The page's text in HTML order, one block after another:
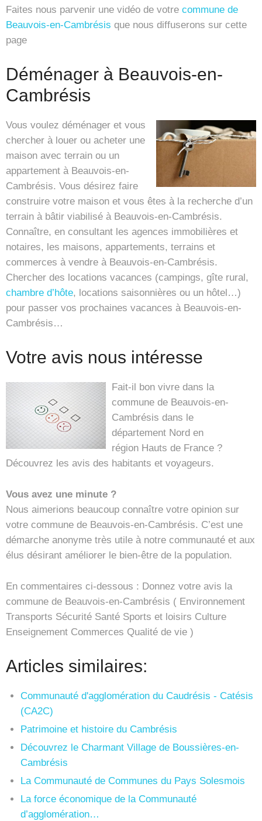
Faites nous parvenir une vidéo de votre commune de
Beauvois-en-Cambrésis que nous diffuserons sur cette
page
Déménager à Beauvois-en-
Cambrésis
Vous voulez déménager et vous
chercher à louer ou acheter une
maison avec terrain ou un
appartement à Beauvois-en-
Cambrésis. Vous désirez faire
construire votre maison et vous êtes à la recherche d’un
terrain à bâtir viabilisé à Beauvois-en-Cambrésis.
Connaître, en consultant les agences immobilières et
notaires, les maisons, appartements, terrains et
commerces à vendre à Beauvois-en-Cambrésis.
Chercher des locations vacances (campings, gîte rural,
chambre d’hôte, locations saisonnières ou un hôtel…)
pour passer vos prochaines vacances à Beauvois-en-
Cambrésis…
Votre avis nous intéresse
Fait-il bon vivre dans la
commune de Beauvois-en-
Cambrésis dans le
département Nord en
région Hauts de France ?
Découvrez les avis des habitants et voyageurs.
Vous avez une minute ?
Nous aimerions beaucoup connaître votre opinion sur
votre commune de Beauvois-en-Cambrésis. C’est une
démarche anonyme très utile à notre communauté et aux
élus désirant améliorer le bien-être de la population.
En commentaires ci-dessous : Donnez votre avis la
commune de Beauvois-en-Cambrésis ( Environnement
Transports Sécurité Santé Sports et loisirs Culture
Enseignement Commerces Qualité de vie )
Articles similaires:
Communauté d'agglomération du Caudrésis - Catésis
(CA2C)
Patrimoine et histoire du Cambrésis
Découvrez le Charmant Village de Boussières-en-
Cambrésis
La Communauté de Communes du Pays Solesmois
La force économique de la Communauté
d’agglomération…